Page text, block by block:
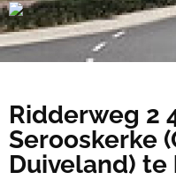
Ridderweg 2
Serooskerke
Duiveland) te